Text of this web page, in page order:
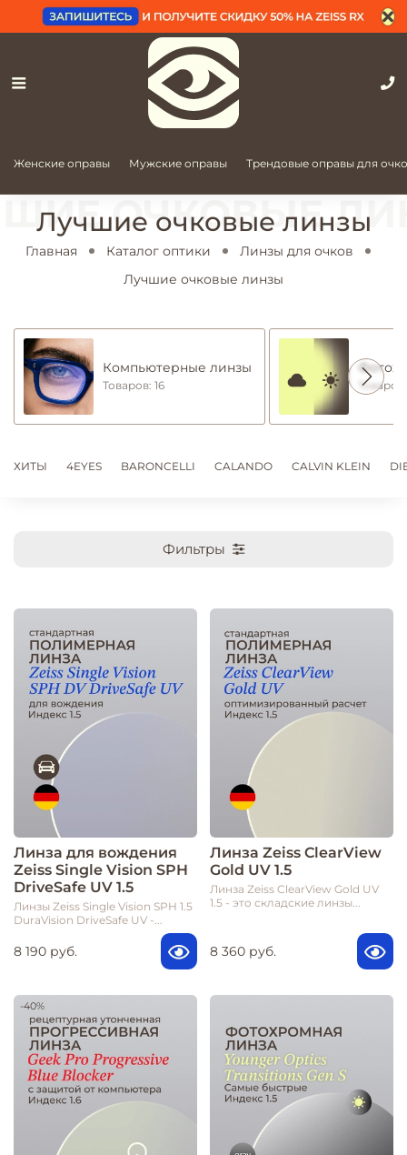
Женские оправы Мужские оправы Трендовые оправы для
Лучшие очковые линзы
Главная Каталог оптики
Линзы для очков
Лучшие очковые линзы
Компьютерные линзы
Товаров: 16
ХИТЫ 4EYES BARONCELLI CALANDO CALVIN KLEIN
Фильтры
Линза для вождения
Zeiss Single Vision SPH
DriveSafe UV 1.5
Линзы Zeiss Single Vision SPH 1.5
DuraVision DriveSafe UV -...
8 190 руб.
Линза Zeiss ClearView
Gold UV 1.5
Линза Zeiss ClearView Gold UV
1.5 - это складские линзы...
8 360 руб.
-40%